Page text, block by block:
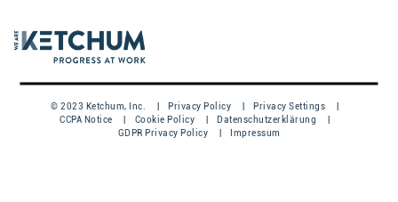
© 2023 Ketchum, Inc. Privacy Policy
Privacy Settings
CCPA Notice
Cookie Policy
Datenschutzerklärung
GDPR Privacy Policy
Impressum